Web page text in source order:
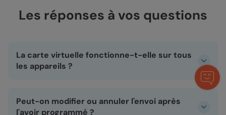
Les réponses à vos questions
La carte virtuelle fonctionne-t-elle sur tous
les appareils ?
Oui. La carte s'ouvre directement dans le navigateur web,
smartphones, tablettes et ordinateurs, que ce soit sur iOS,
Android, Windows ou Mac.
Peut-on modifier ou annuler l'envoi après
l'avoir programmé ?